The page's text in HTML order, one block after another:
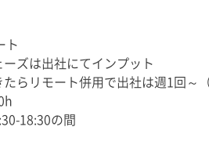
ト
ズは出社にてインプット
らリモート併用で出社は週1回～（
18:30の間